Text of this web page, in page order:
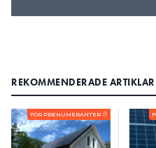
REKOMMENDERADE ARTIKLAR
FÖR PRENUMERANTER